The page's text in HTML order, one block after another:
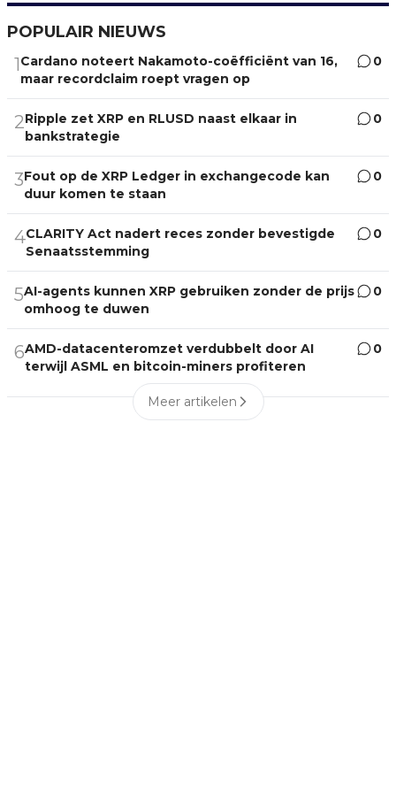
POPULAIR NIEUWS
1Cardano noteert Nakamoto-coëfficiënt van 16,
maar recordclaim roept vragen op
0
2Ripple zet XRP en RLUSD naast elkaar in
bankstrategie
0
3Fout op de XRP Ledger in exchangecode kan
duur komen te staan
0
4CLARITY Act nadert reces zonder bevestigde
Senaatsstemming
0
5AI-agents kunnen XRP gebruiken zonder de prijs
omhoog te duwen
0
6AMD-datacenteromzet verdubbelt door AI
terwijl ASML en bitcoin-miners profiteren
0
Meer artikelen